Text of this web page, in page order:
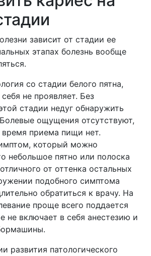
зависит от стадии ее
этапах болезнь вообще
со стадии белого пятна,
не проявляет. Без
стадии недуг обнаружить
ощущения отсутствуют,
приема пищи нет.
который можно
небольшое пятно или полоска
от оттенка остальных
подобного симптома
обратиться к врачу. На
проще всего поддается
не включает в себя анестезию и
развития патологического